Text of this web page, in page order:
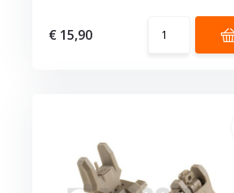
€ 15,90